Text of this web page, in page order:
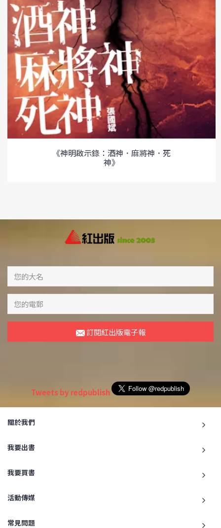
《神明啟示錄：酒神．麻將神．死
神》
訂閱紅出版電子報
Tweets by redpublish
關於我們
我要出書
我要買書
活動傳媒
常見問題